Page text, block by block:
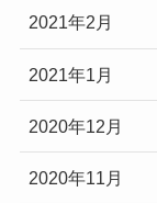
2021年2月
2021年1月
2020年12月
2020年11月